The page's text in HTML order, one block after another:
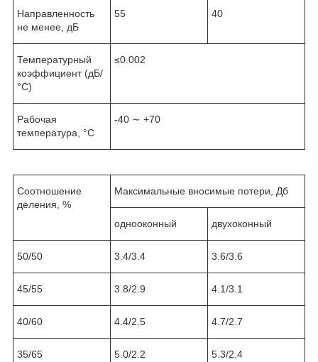
Направленность
не менее, дБ
55 40
Температурный
коэффициент (дБ/
°С)
≤0.002
Рабочая
температура, °С
-40 ∼ +70
Соотношение
деления, %
Максимальные вносимые потери, Дб
однооконный двухоконный
50/50 3.4/3.4 3.6/3.6
45/55 3.8/2.9 4.1/3.1
40/60 4.4/2.5 4.7/2.7
35/65 5.0/2.2 5.3/2.4